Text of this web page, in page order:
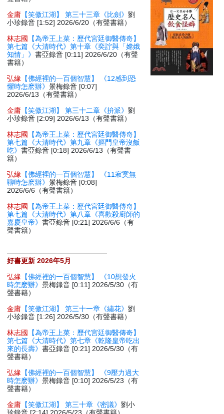
金庸 【笑傲江湖】 第三十三章《比劍》劉
小珍錄音 [1:52] 2026/6/20（有聲書籍）
林志國
【為帝王上菜：歷代宮廷御醫傳奇】
第七篇《大清時代》第十章《奕詝與「嫦娥
知情」》書亞錄音 [0:11] 2026/6/20（有聲
書籍）
弘緣 【佛經裡的一百個智慧】 《12感到恐
懼時怎麽辦》景梅錄音 [0:07]
2026/6/13（有聲書籍）
金庸 【笑傲江湖】 第三十二章《拚派》劉
小珍錄音 [2:09] 2026/6/13（有聲書籍）
林志國
【為帝王上菜：歷代宮廷御醫傳奇】
第七篇《大清時代》第九章《摳門皇帝沒飯
吃》書亞錄音 [0:18] 2026/6/13（有聲書
籍）
弘緣 【佛經裡的一百個智慧】 《11寂寞無
聊時怎麽辦》景梅錄音 [0:08]
2026/6/6（有聲書籍）
林志國
【為帝王上菜：歷代宮廷御醫傳奇】
第七篇《大清時代》第八章《喜歡殺廚師的
嘉慶皇帝》書亞錄音 [0:21] 2026/6/6（有
聲書籍）
好書更新 2026年5月
弘緣 【佛經裡的一百個智慧】 《10想發火
時怎麽辦》景梅錄音 [0:11] 2026/5/30（有
聲書籍）
金庸 【笑傲江湖】 第三十一章《繡花》劉
小珍錄音 [1:26] 2026/5/30（有聲書籍）
林志國
【為帝王上菜：歷代宮廷御醫傳奇】
第七篇《大清時代》第七章《乾隆皇帝吃出
來的長壽》書亞錄音 [0:21] 2026/5/30（有
聲書籍）
弘緣 【佛經裡的一百個智慧】 《9壓力過大
時怎麽辦》景梅錄音 [0:10] 2026/5/23（有
聲書籍）
金庸 【笑傲江湖】 第三十章《密議》劉小